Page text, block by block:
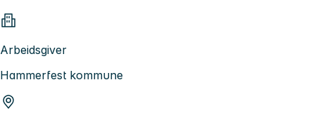
Arbeidsgiver
Hammerfest kommune